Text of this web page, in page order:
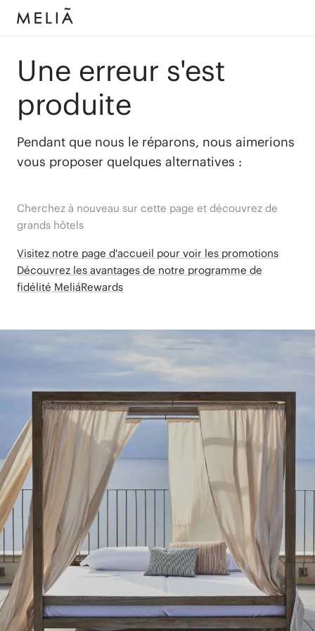
Une erreur s'est
produite
Pendant que nous le réparons, nous aimerions
vous proposer quelques alternatives :
Cherchez à nouveau sur cette page et découvrez de
grands hôtels
Visitez notre page d'accueil pour voir les promotions
Découvrez les avantages de notre programme de
fidélité MeliáRewards